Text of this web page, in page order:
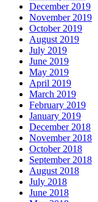
December 2019
November 2019
October 2019
August 2019
July 2019
June 2019
May 2019
April 2019
March 2019
February 2019
January 2019
December 2018
November 2018
October 2018
September 2018
August 2018
July 2018
June 2018